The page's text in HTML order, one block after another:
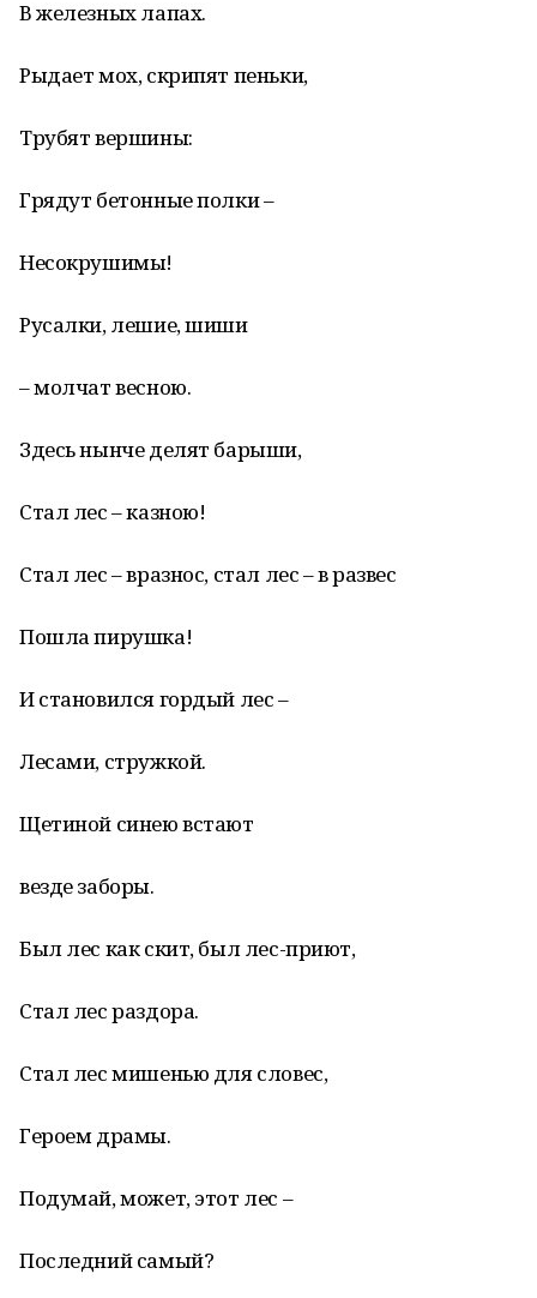
В железных лапах.
Рыдает мох, скрипят пеньки,
Трубят вершины:
Грядут бетонные полки –
Несокрушимы!
Русалки, лешие, шиши
– молчат весною.
Здесь нынче делят барыши,
Стал лес – казною!
Стал лес – вразнос, стал лес – в развес
Пошла пирушка!
И становился гордый лес –
Лесами, стружкой.
Щетиной синею встают
везде заборы.
Был лес как скит, был лес-приют,
Стал лес раздора.
Стал лес мишенью для словес,
Героем драмы.
Подумай, может, этот лес –
Последний самый?